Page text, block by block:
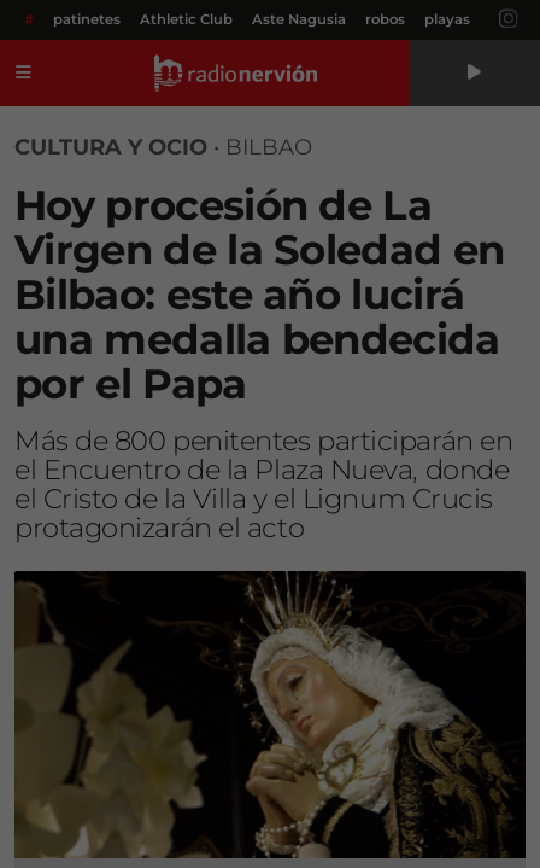
# patinetes Athletic Club Aste Nagusia robos playas
CULTURA Y OCIO • BILBAO
Hoy procesión de La
Virgen de la Soledad en
Bilbao: este año lucirá
una medalla bendecida
por el Papa
Más de 800 penitentes participarán en
el Encuentro de la Plaza Nueva, donde
el Cristo de la Villa y el Lignum Crucis
protagonizarán el acto